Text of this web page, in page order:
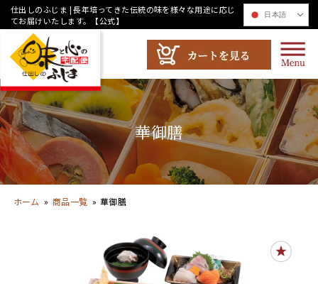
ン
ン
ツ
へ
ス
キ
ッ
プ
仕出しのふじま | 長年培ってきた伝統の味を様々な用途に応じ
てお届けいたします。【公式】
日本語
華御膳
ホーム » 商品一覧 » 華御膳